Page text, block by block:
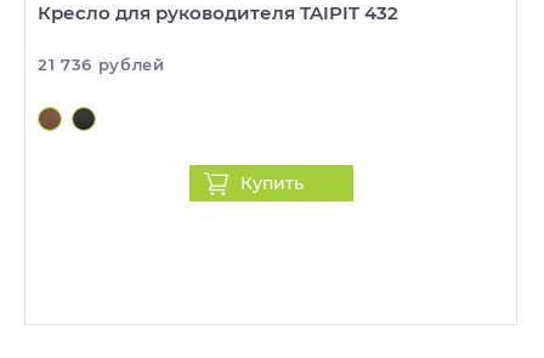
Кресло для руководителя TAIPIT 432
21 736 рублей
Купить